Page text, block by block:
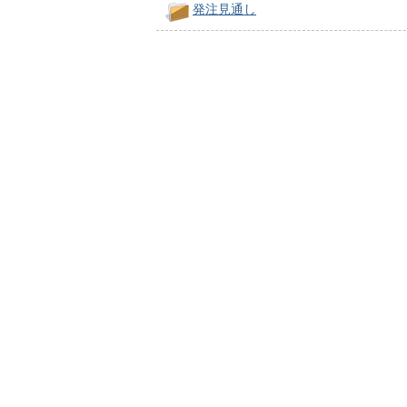
発注見通し